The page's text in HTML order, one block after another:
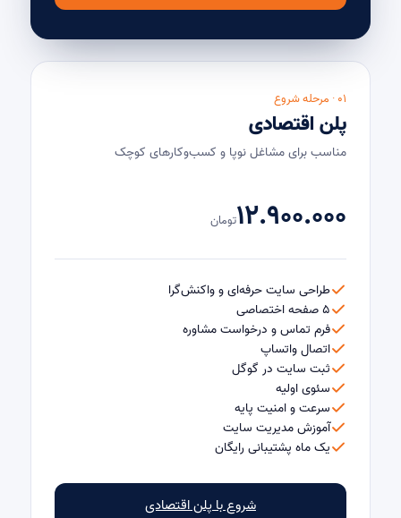
۰۱ · مرحله شروع
پلن اقتصادی
مناسب برای مشاغل نوپا و کسب‌وکارهای کوچک
۱۲.۹۰۰.۰۰۰تومان
طراحی سایت حرفه‌ای و واکنش‌گرا
۵ صفحه اختصاصی
فرم تماس و درخواست مشاوره
اتصال واتساپ
ثبت سایت در گوگل
سئوی اولیه
سرعت و امنیت پایه
آموزش مدیریت سایت
یک ماه پشتیبانی رایگان
شروع با پلن اقتصادی